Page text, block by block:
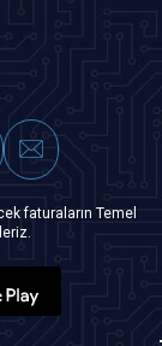
faturaların Temel